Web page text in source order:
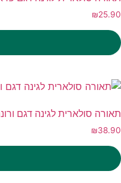
₪25.90
תאורה סולארית לגינה דגם
₪38.90